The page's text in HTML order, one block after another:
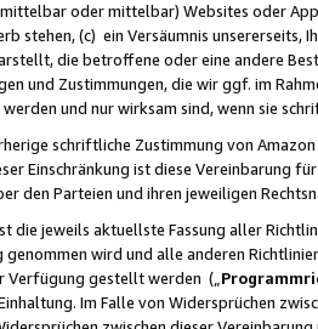
oder mittelbar) Websites oder
stehen, (c) ein Versäumnis unsererseits,
die betroffene oder eine andere
und Zustimmungen, die wir ggf. im
und nur wirksam sind, wenn sie
schriftliche Zustimmung von
Einschränkung ist diese Vereinbarung
den Parteien und ihren jeweiligen
die jeweils aktuellste Fassung aller
genommen wird und alle anderen
Verfügung gestellt werden („
Im Falle von Widersprüchen